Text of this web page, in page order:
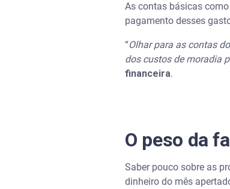
As contas básicas
pagamento desses
“Olhar para as contas
dos custos de moradia
financeira.
O peso da
Saber pouco sobre as
dinheiro do mês